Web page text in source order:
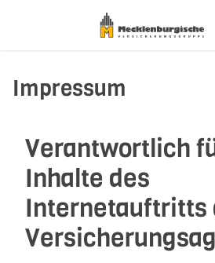
Impressum
Verantwortlich
Inhalte des
Internetauftritts